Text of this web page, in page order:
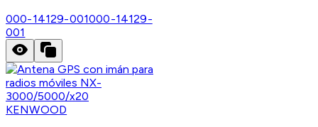
000-14129-001000-14129-
001
KENWOOD